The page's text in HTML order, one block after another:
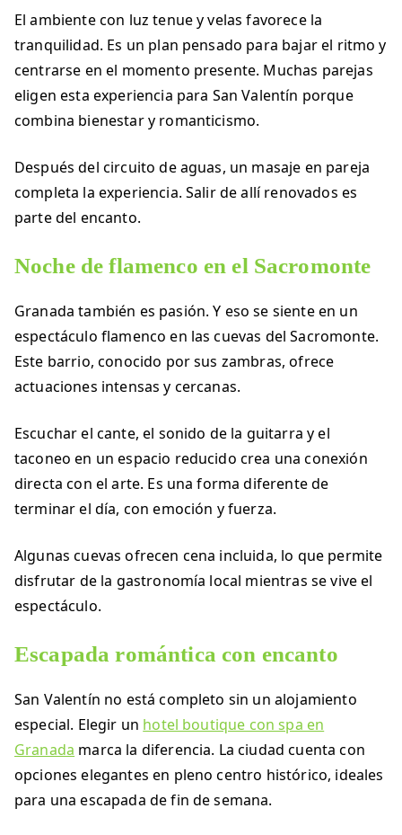
El ambiente con luz tenue y velas favorece la
tranquilidad. Es un plan pensado para bajar el ritmo y
centrarse en el momento presente. Muchas parejas
eligen esta experiencia para San Valentín porque
combina bienestar y romanticismo.
Después del circuito de aguas, un masaje en pareja
completa la experiencia. Salir de allí renovados es
parte del encanto.
Noche de flamenco en el Sacromonte
Granada también es pasión. Y eso se siente en un
espectáculo flamenco en las cuevas del Sacromonte.
Este barrio, conocido por sus zambras, ofrece
actuaciones intensas y cercanas.
Escuchar el cante, el sonido de la guitarra y el
taconeo en un espacio reducido crea una conexión
directa con el arte. Es una forma diferente de
terminar el día, con emoción y fuerza.
Algunas cuevas ofrecen cena incluida, lo que permite
disfrutar de la gastronomía local mientras se vive el
espectáculo.
Escapada romántica con encanto
San Valentín no está completo sin un alojamiento
especial. Elegir un hotel boutique con spa en
Granada marca la diferencia. La ciudad cuenta con
opciones elegantes en pleno centro histórico, ideales
para una escapada de fin de semana.